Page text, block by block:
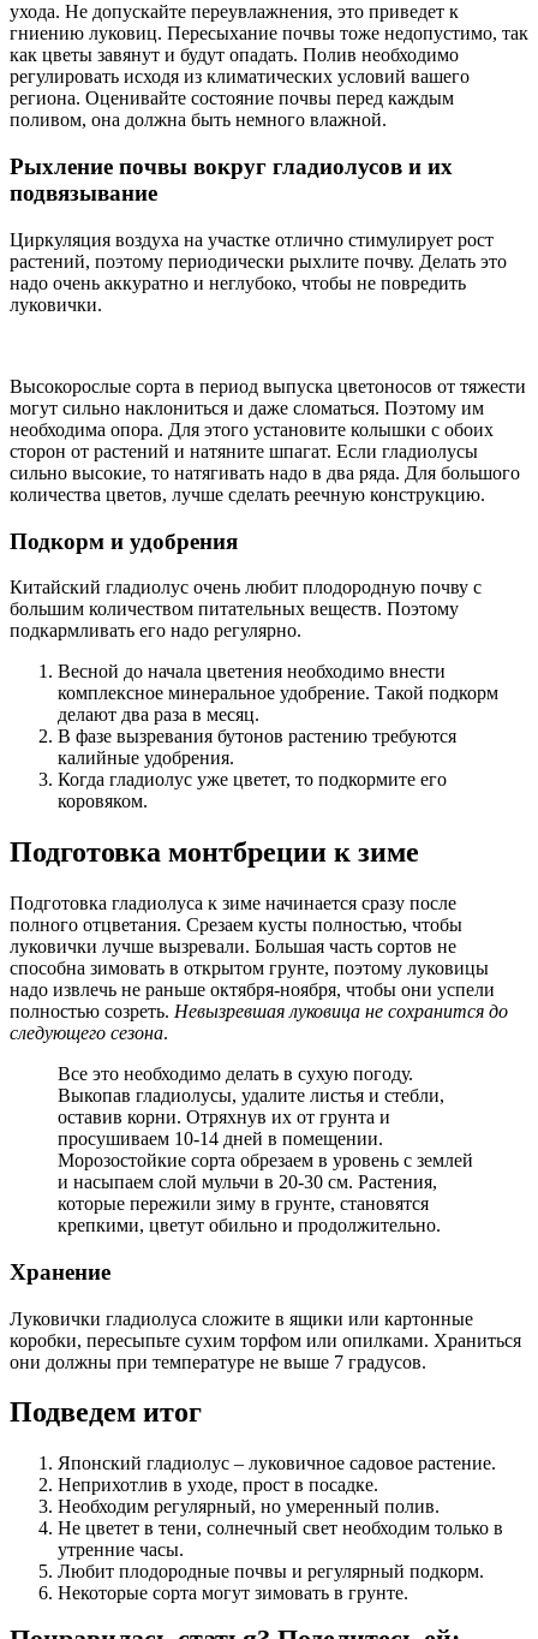
ухода. Не допускайте переувлажнения, это приведет к
гниению луковиц. Пересыхание почвы тоже недопустимо, так
как цветы завянут и будут опадать. Полив необходимо
регулировать исходя из климатических условий вашего
региона. Оценивайте состояние почвы перед каждым
поливом, она должна быть немного влажной.
Рыхление почвы вокруг гладиолусов и их
подвязывание
Циркуляция воздуха на участке отлично стимулирует рост
растений, поэтому периодически рыхлите почву. Делать это
надо очень аккуратно и неглубоко, чтобы не повредить
луковички.
Высокорослые сорта в период выпуска цветоносов от тяжести
могут сильно наклониться и даже сломаться. Поэтому им
необходима опора. Для этого установите колышки с обоих
сторон от растений и натяните шпагат. Если гладиолусы
сильно высокие, то натягивать надо в два ряда. Для большого
количества цветов, лучше сделать реечную конструкцию.
Подкорм и удобрения
Китайский гладиолус очень любит плодородную почву с
большим количеством питательных веществ. Поэтому
подкармливать его надо регулярно.
Весной до начала цветения необходимо внести
комплексное минеральное удобрение. Такой подкорм
делают два раза в месяц.
В фазе вызревания бутонов растению требуются
калийные удобрения.
Когда гладиолус уже цветет, то подкормите его
коровяком.
Подготовка монтбреции к зиме
Подготовка гладиолуса к зиме начинается сразу после
полного отцветания. Срезаем кусты полностью, чтобы
луковички лучше вызревали. Большая часть сортов не
способна зимовать в открытом грунте, поэтому луковицы
надо извлечь не раньше октября-ноября, чтобы они успели
полностью созреть. Невызревшая луковица не сохранится до
следующего сезона.
Все это необходимо делать в сухую погоду.
Выкопав гладиолусы, удалите листья и стебли,
оставив корни. Отряхнув их от грунта и
просушиваем 10-14 дней в помещении.
Морозостойкие сорта обрезаем в уровень с землей
и насыпаем слой мульчи в 20-30 см. Растения,
которые пережили зиму в грунте, становятся
крепкими, цветут обильно и продолжительно.
Хранение
Луковички гладиолуса сложите в ящики или картонные
коробки, пересыпьте сухим торфом или опилками. Храниться
они должны при температуре не выше 7 градусов.
Подведем итог
Японский гладиолус – луковичное садовое растение.
Неприхотлив в уходе, прост в посадке.
Необходим регулярный, но умеренный полив.
Не цветет в тени, солнечный свет необходим только в
утренние часы.
Любит плодородные почвы и регулярный подкорм.
Некоторые сорта могут зимовать в грунте.